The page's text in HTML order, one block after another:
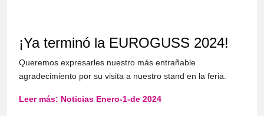
¡Ya terminó la EUROGUSS 2024!
Queremos expresarles nuestro más entrañable
agradecimiento por su visita a nuestro stand en la feria.
Leer más: Noticias Enero-1-de 2024